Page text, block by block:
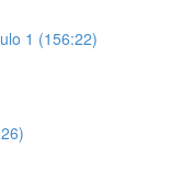
1 (156:22)